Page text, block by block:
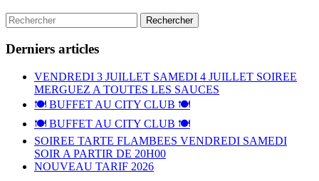
Derniers articles
VENDREDI 3 JUILLET SAMEDI 4 JUILLET SOIREE
MERGUEZ A TOUTES LES SAUCES
🍽️ BUFFET AU CITY CLUB 🍽️
🍽️ BUFFET AU CITY CLUB 🍽️
SOIREE TARTE FLAMBEES VENDREDI SAMEDI
SOIR A PARTIR DE 20H00
NOUVEAU TARIF 2026